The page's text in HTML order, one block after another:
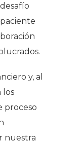
y, al
los
proceso
nuestra